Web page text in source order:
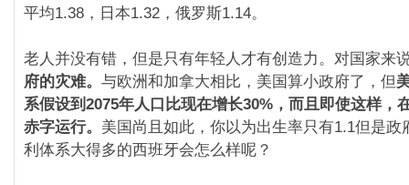
平均1.38，日本1.32，俄罗斯1.14。
老人并没有错，但是只有年轻人才有创造力。对国家来
府的灾难。 与欧洲和加拿大相比，美国算小政府了，但
系假设到2075年人口比现在增长30%，而且即使这样，
赤字运行。 美国尚且如此，你以为出生率只有1.1但是政
利体系大得多的西班牙会怎么样呢？